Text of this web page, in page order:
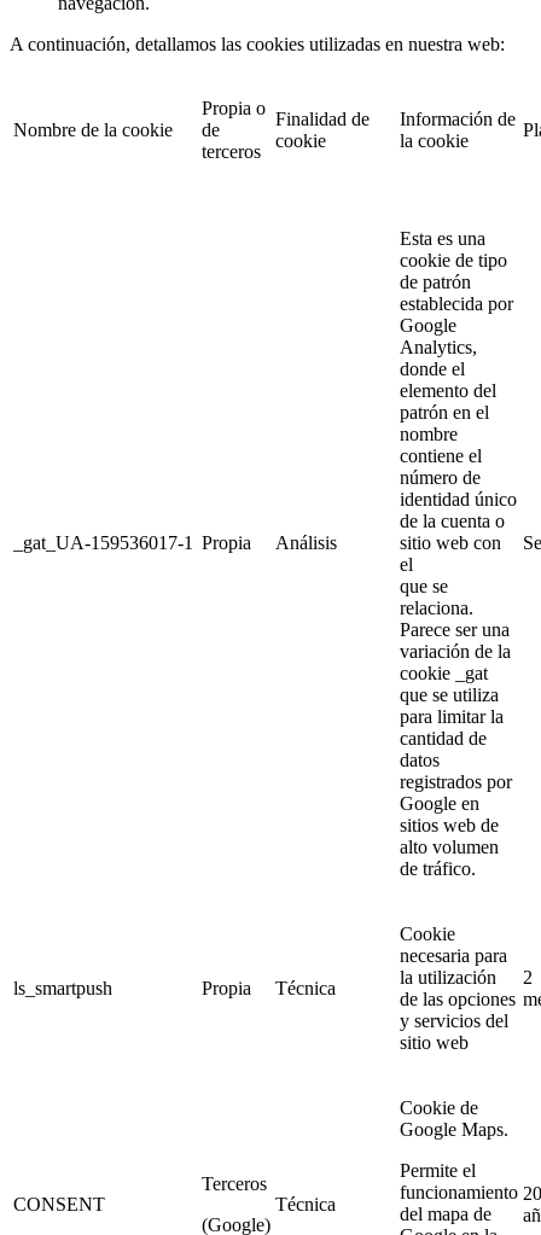
A continuación, detallamos las cookies utilizadas en nuestra web:
Nombre de la cookie
Propia o
de
terceros
Finalidad de
cookie
Información de
la cookie
_gat_UA-159536017-1 Propia Análisis
Esta es una
cookie de tipo
de patrón
establecida por
Google
Analytics,
donde el
elemento del
patrón en el
nombre
contiene el
número de
identidad único
de la cuenta o
sitio web con
el
que se
relaciona.
Parece ser una
variación de la
cookie _gat
que se utiliza
para limitar la
cantidad de
datos
registrados por
Google en
sitios web de
alto volumen
de tráfico.
S
ls_smartpush Propia Técnica
Cookie
necesaria para
la utilización
de las opciones
y servicios del
sitio web
2
CONSENT
Terceros
(Google)
Técnica
Cookie de
Google Maps.
Permite el
funcionamiento
del mapa de
20